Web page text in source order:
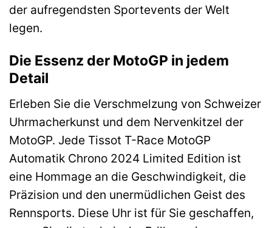
der aufregendsten Sportevents der Welt
legen.
Die Essenz der MotoGP in jedem
Detail
Erleben Sie die Verschmelzung von Schweizer
Uhrmacherkunst und dem Nervenkitzel der
MotoGP. Jede Tissot T-Race MotoGP
Automatik Chrono 2024 Limited Edition ist
eine Hommage an die Geschwindigkeit, die
Präzision und den unermüdlichen Geist des
Rennsports. Diese Uhr ist für Sie geschaffen,